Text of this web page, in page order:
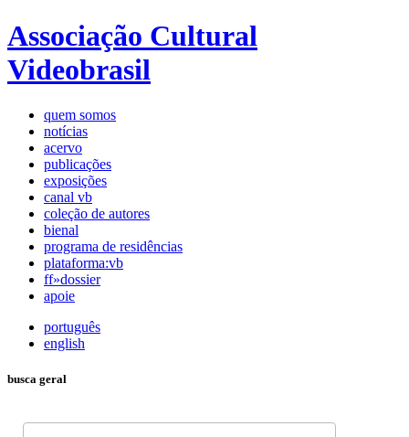
Associação Cultural
Videobrasil
quem somos
notícias
acervo
publicações
exposições
canal vb
coleção de autores
bienal
programa de residências
plataforma:vb
ff»dossier
apoie
português
english
busca geral